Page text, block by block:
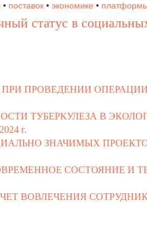
• поставок • экономике •
статус в
ПРОВЕДЕНИИ
ТУБЕРКУЛЕЗА В
г.
ЗНАЧИМЫХ
СОСТОЯНИЕ И
ВОВЛЕЧЕНИЯ